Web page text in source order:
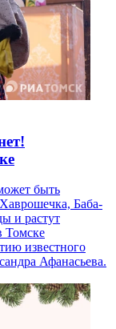
быть
Баба-
и растут
Томске
известного
Афанасьева.